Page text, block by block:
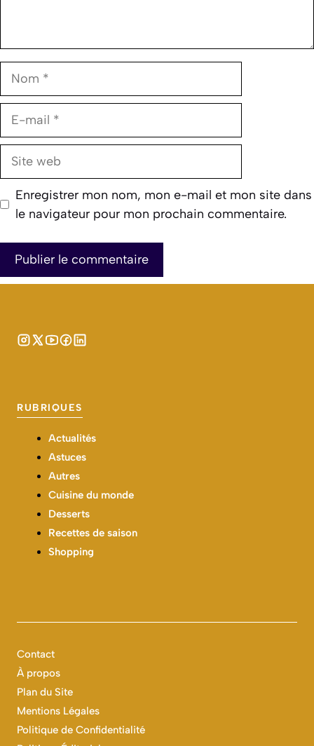
Nom
E-
Site
Enregistrer mon nom, mon e-mail et mon site dans
le navigateur pour mon prochain commentaire.
RUBRIQUES
Actualités
Astuces
Autres
Cuisine du monde
Desserts
Recettes de saison
Shopping
Contact
À propos
Plan du Site
Mentions Légales
Politique de Confidentialité